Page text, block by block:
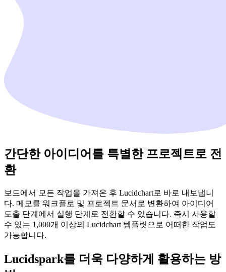
간단한 아이디어를 특별한 프로젝트로 전
환
보드에서 모든 작업을 가져온 후 Lucidchart로 바로 내보냅니
다. 메모를 워크플로 및 프로젝트 문서로 변환하여 아이디어
도출 단계에서 실행 단계로 전환할 수 있습니다. 즉시 사용할
수 있는 1,000개 이상의 Lucidchart 템플릿으로 어떠한 작업도
가능합니다.
Lucidspark를 더욱 다양하게 활용하는 방